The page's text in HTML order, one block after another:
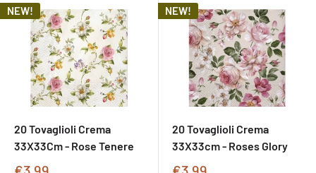
NEW!
20 Tovaglioli Crema
33X33Cm - Rose Tenere
Prezzo
NEW!
20 Tovaglioli Crema
33X33cm - Roses Glory
Prezzo